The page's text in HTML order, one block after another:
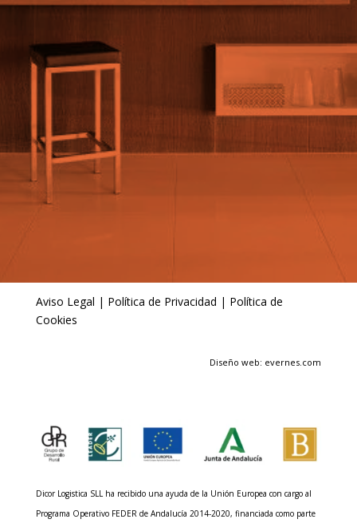
Aviso Legal | Política de Privacidad | Política de
Cookies
Diseño web: evernes.com
Dicor Logistica SLL ha recibido una ayuda de la Unión Europea con cargo al
Programa Operativo FEDER de Andalucía 2014-2020, financiada como parte